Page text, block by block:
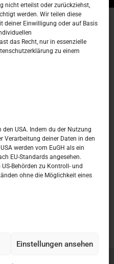
nicht erteilst oder zurückziehst,
werden. Wir teilen diese
deiner Einwilligung oder auf Basis
das Recht, nur in essenzielle
zu einem
den USA. Indem du der Nutzung
Verarbeitung deiner Daten in den
werden vom EuGH als ein
EU-Standards angesehen.
Behörden zu Kontroll- und
ohne die Möglichkeit eines
Einstellungen ansehen
13 14 15 16
20 21 22
27 28 29 30